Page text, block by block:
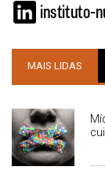
MAIS LIDAS